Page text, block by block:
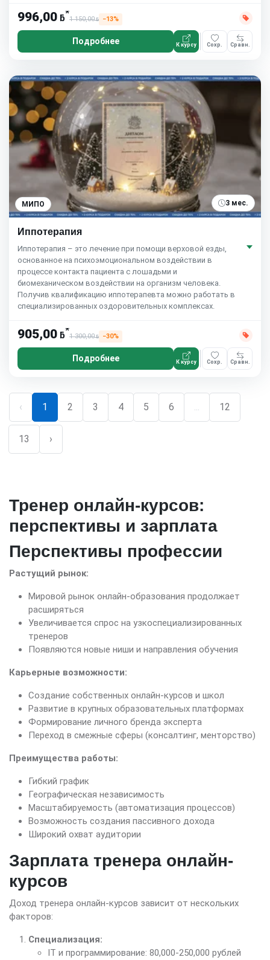
996,00 ƃ*
1 150,00ƃ −13%
Подробнее К курсу Сохр. Сравн.
МИПО 3 мес.
Иппотерапия
Иппотерапия – это лечение при помощи верховой езды,
основанное на психоэмоциональном воздействии в
процессе контакта пациента с лошадьми и
биомеханическом воздействии на организм человека.
Получив квалификацию иппотерапевта можно работать в
специализированных оздоровительных комплексах.
905,00 ƃ*
1 300,00ƃ −30%
Подробнее К курсу Сохр. Сравн.
‹ 1 2 3 4 5 6 12
13 ›
Тренер онлайн-курсов:
перспективы и зарплата
Перспективы профессии
Растущий рынок:
Мировой рынок онлайн-образования продолжает
расширяться
Увеличивается спрос на узкоспециализированных
тренеров
Появляются новые ниши и направления обучения
Карьерные возможности:
Создание собственных онлайн-курсов и школ
Развитие в крупных образовательных платформах
Формирование личного бренда эксперта
Переход в смежные сферы (консалтинг, менторство)
Преимущества работы:
Гибкий график
Географическая независимость
Масштабируемость (автоматизация процессов)
Возможность создания пассивного дохода
Широкий охват аудитории
Зарплата тренера онлайн-
курсов
Доход тренера онлайн-курсов зависит от нескольких
факторов:
Специализация:
IT и программирование: 80,000-250,000 рублей